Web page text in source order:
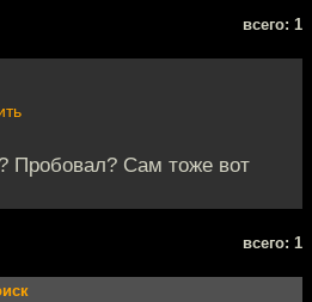
всего: 1
Пробовал? Сам тоже вот
всего: 1